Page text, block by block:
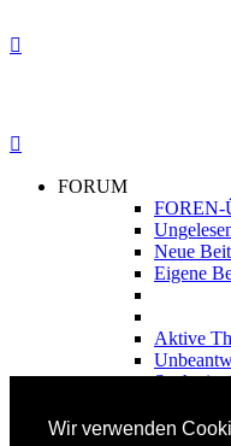
Wir verwenden
FORUM
FOREN-
Neue
Eigene
Aktive
Suche im
FAHRTECHNIK